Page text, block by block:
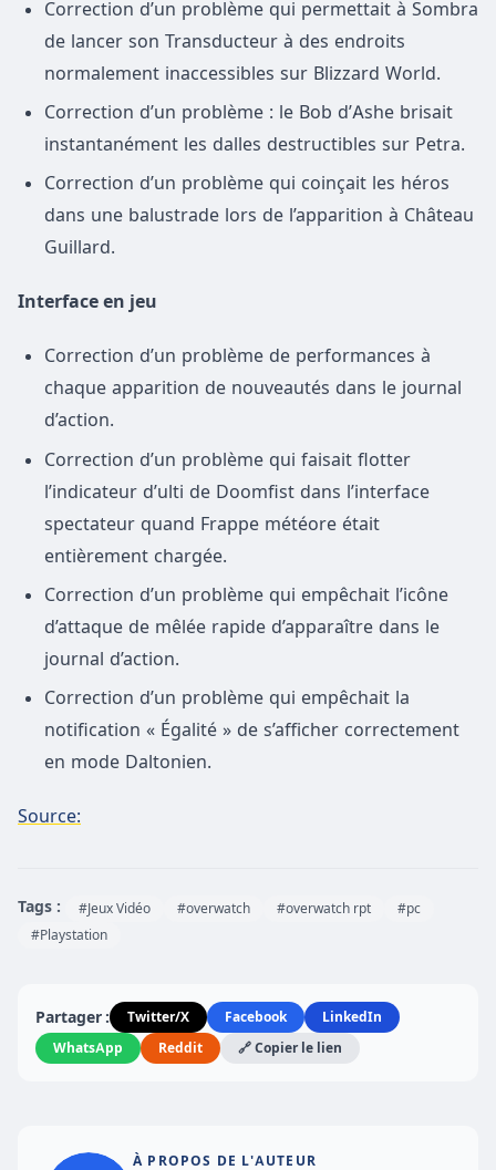
Correction d’un problème qui permettait à Sombra
de lancer son Transducteur à des endroits
normalement inaccessibles sur Blizzard World.
Correction d’un problème : le Bob d’Ashe brisait
instantanément les dalles destructibles sur Petra.
Correction d’un problème qui coinçait les héros
dans une balustrade lors de l’apparition à Château
Guillard.
Interface en jeu
Correction d’un problème de performances à
chaque apparition de nouveautés dans le journal
d’action.
Correction d’un problème qui faisait flotter
l’indicateur d’ulti de Doomfist dans l’interface
spectateur quand Frappe météore était
entièrement chargée.
Correction d’un problème qui empêchait l’icône
d’attaque de mêlée rapide d’apparaître dans le
journal d’action.
Correction d’un problème qui empêchait la
notification « Égalité » de s’afficher correctement
en mode Daltonien.
Source:
Tags : #Jeux Vidéo #overwatch #overwatch rpt
#pc
#Playstation
Partager : Twitter/X Facebook
LinkedIn
WhatsApp
Reddit 🔗 Copier le lien
À PROPOS DE L'AUTEUR